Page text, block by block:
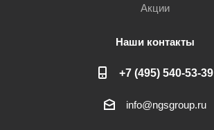
Акции
Наши контакты
+7 (495) 540-53-39
info@ngsgroup.ru